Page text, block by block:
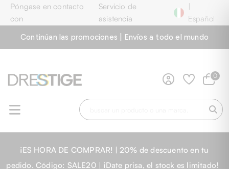
Póngase en contacto
con
Servicio de
asistencia
|
Español
Continúan las promociones | Envíos a todo el mundo
0
¡ES HORA DE COMPRAR! | 20% de descuento en tu
pedido. Código: SALE20 | ¡Date prisa, el stock es limitado!